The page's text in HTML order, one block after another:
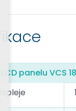
panelu VCS